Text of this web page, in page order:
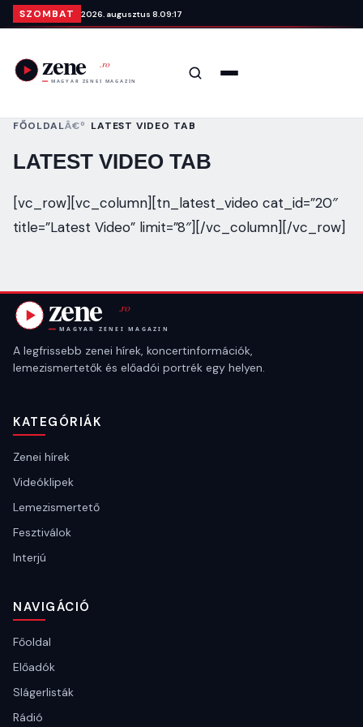
Ugrás a tartalomra
SZOMBAT 2026. augusztus 8. 09:17
Keresés
FŐOLDAL LATEST VIDEO TAB
LATEST VIDEO TAB
[vc_row][vc_column][tn_latest_video cat_id=”20″
title=”Latest Video” limit=”8″][/vc_column][/vc_row]
A legfrissebb zenei hírek, koncertinformációk,
lemezismertetők és előadói portrék egy helyen.
KATEGÓRIÁK
Zenei hírek
Videóklipek
Lemezismertető
Fesztiválok
Interjú
NAVIGÁCIÓ
Főoldal
Előadók
Slágerlisták
Rádió